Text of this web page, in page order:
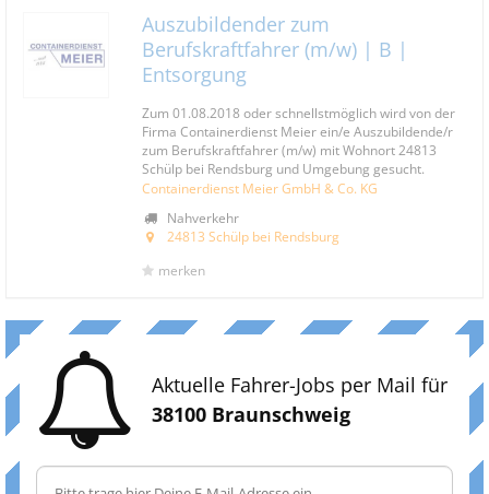
Auszubildender zum
Berufskraftfahrer (m/w) | B |
Entsorgung
Zum 01.08.2018 oder schnellstmöglich wird von der
Firma Containerdienst Meier ein/e Auszubildende/r
zum Berufskraftfahrer (m/w) mit Wohnort 24813
Schülp bei Rendsburg und Umgebung gesucht.
Containerdienst Meier GmbH & Co. KG
Nahverkehr
24813 Schülp bei Rendsburg
merken
Aktuelle Fahrer-Jobs per Mail für
38100 Braunschweig